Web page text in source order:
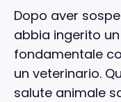
Dopo aver
abbia ingerito
fondamentale
un veterinario.
salute animale